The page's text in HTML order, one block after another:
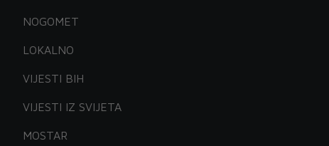
NOGOMET
LOKALNO
VIJESTI BIH
VIJESTI IZ SVIJETA
MOSTAR